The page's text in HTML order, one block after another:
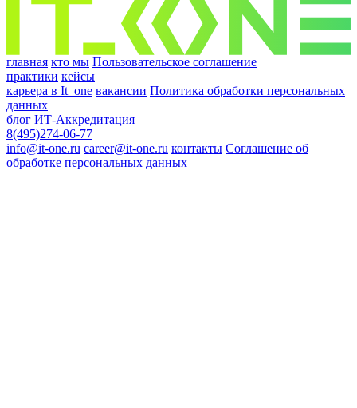
главная кто мы Пользовательское соглашение
практики кейсы
карьера в It_one вакансии Политика обработки персональных
данных
блог ИТ-Аккредитация
8(495)274-06-77
info@it-one.ru career@it-one.ru контакты Соглашение об
обработке персональных данных